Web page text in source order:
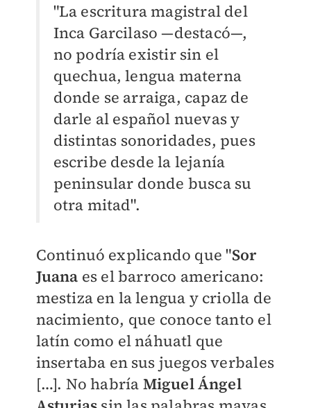
"La escritura magistral del
Inca Garcilaso —destacó—,
no podría existir sin el
quechua, lengua materna
donde se arraiga, capaz de
darle al español nuevas y
distintas sonoridades, pues
escribe desde la lejanía
peninsular donde busca su
otra mitad".
Continuó explicando que "Sor
Juana es el barroco americano:
mestiza en la lengua y criolla de
nacimiento, que conoce tanto el
latín como el náhuatl que
insertaba en sus juegos verbales
[…]. No habría Miguel Ángel